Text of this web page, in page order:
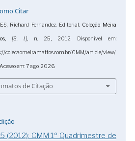
Citar
Richard Fernandez. Editorial. Coleção Meira
,[S. l.], n. 25, 2012. Disponível em:
colecaomeiramattos.com.br/CMM/article/view/
em: 7 ago. 2026.
de Citação
(2012): CMM 1º Quadrimestre de